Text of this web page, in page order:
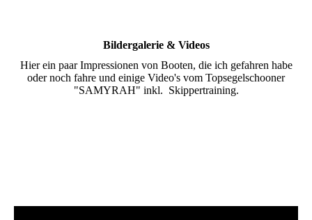
Bildergalerie & Videos
Hier ein paar Impressionen von Booten, die ich gefahren habe
oder noch fahre und einige Video's vom Topsegelschooner
"SAMYRAH" inkl. Skippertraining.